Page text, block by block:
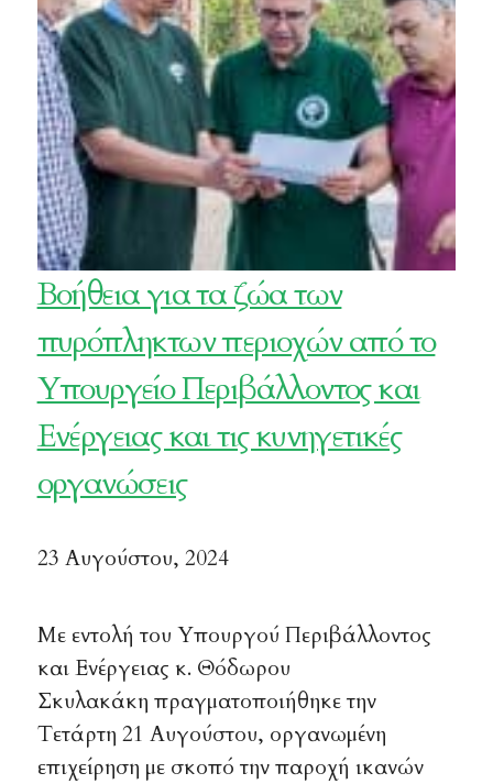
Βοήθεια για τα ζώα των
πυρόπληκτων περιοχών από το
Υπουργείο Περιβάλλοντος και
Ενέργειας και τις κυνηγετικές
οργανώσεις
23 Αυγούστου, 2024
Με εντολή του Υπουργού Περιβάλλοντος
και Ενέργειας κ. Θόδωρου
Σκυλακάκη πραγματοποιήθηκε την
Τετάρτη 21 Αυγούστου, οργανωμένη
επιχείρηση με σκοπό την παροχή ικανών